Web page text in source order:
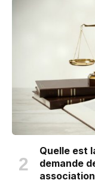
Quelle est
demande